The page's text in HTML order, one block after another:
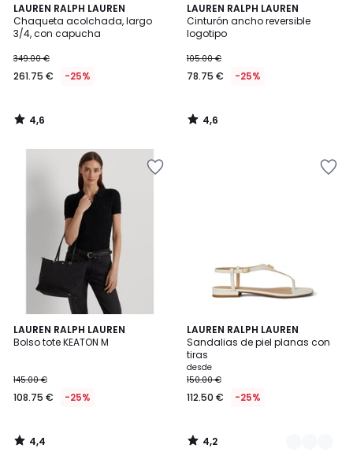
LAUREN RALPH LAUREN
Chaqueta acolchada, largo
3/4, con capucha
€
en
de
349.00
349.00 €
261.75 € -25%
4,6
/ 5
4,6
/
LAUREN RALPH LAUREN
Cinturón ancho reversible
logotipo
105.00 €
78.75 € -25%
4,6
/ 5
4,6
/
LAUREN RALPH LAUREN
Bolso tote KEATON M
145.00 €
108.75 € -25%
4,4
/ 5
4,4
/
LAUREN RALPH LAUREN
Sandalias de piel planas con
tiras
desde
150.00 €
112.50 € -25%
4,2
/ 5
3
Colores
4,2
/